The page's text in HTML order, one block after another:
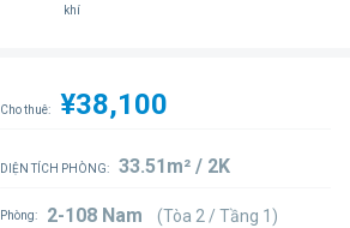
khí
Cho thuê: ¥38,100
DIỆN TÍCH PHÒNG: 33.51m² / 2K
Phòng: 2-108 Nam (Tòa 2 / Tầng 1)